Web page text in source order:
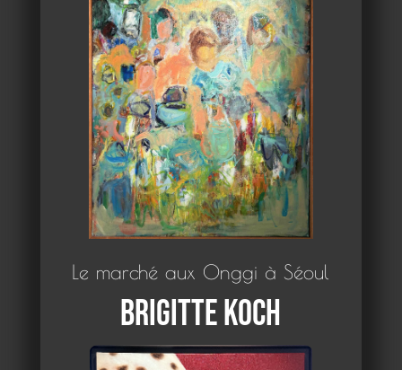
Le marché aux Onggi à Séoul
Brigitte Koch